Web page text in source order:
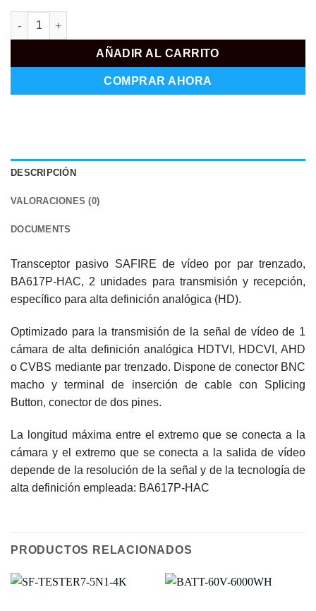
BA617P-HAC cantidad
AÑADIR AL CARRITO
COMPRAR AHORA
DESCRIPCIÓN
VALORACIONES (0)
DOCUMENTS
Transceptor pasivo SAFIRE de vídeo por par trenzado,
BA617P-HAC, 2 unidades para transmisión y recepción,
específico para alta definición analógica (HD).
Optimizado para la transmisión de la señal de vídeo de 1
cámara de alta definición analógica HDTVI, HDCVI, AHD
o CVBS mediante par trenzado. Dispone de conector BNC
macho y terminal de inserción de cable con Splicing
Button, conector de dos pines.
La longitud máxima entre el extremo que se conecta a la
cámara y el extremo que se conecta a la salida de vídeo
depende de la resolución de la señal y de la tecnología de
alta definición empleada: BA617P-HAC
PRODUCTOS RELACIONADOS